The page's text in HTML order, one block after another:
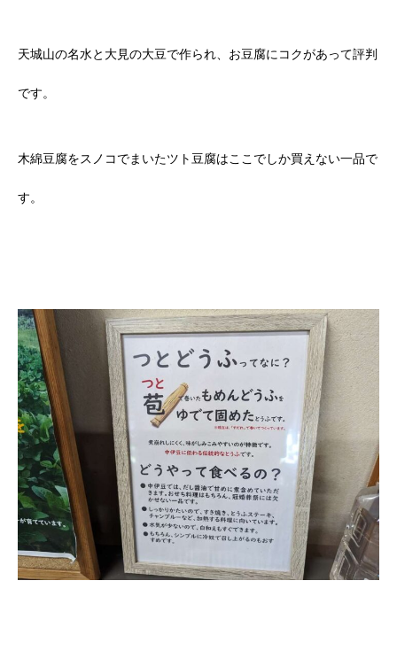
天城山の名水と大見の大豆で作られ、お豆腐にコクがあって評判
です。
木綿豆腐をスノコでまいたツト豆腐はここでしか買えない一品で
す。